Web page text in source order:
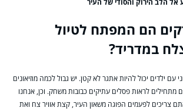
הלב הירוק והסודי של העיר
הם המפתח לטיול
במדריד?
עם ילדים יכול להיות אתגר לא קטן. יש גבול לכמה מוזיאונים
מתחילים לראות פסלים עתיקים כבובות משחק. וכן, אנחנו
צריכים לפעמים הפוגה משאון העיר, קצת אוויר צח ואת